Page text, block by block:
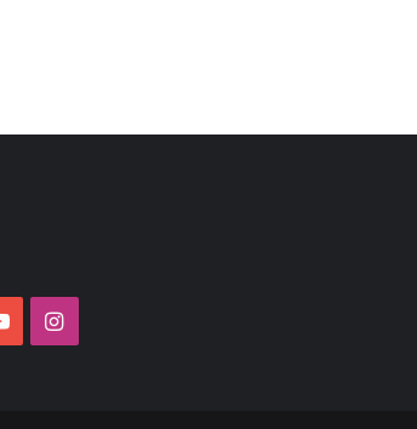
YouTubeInstagram